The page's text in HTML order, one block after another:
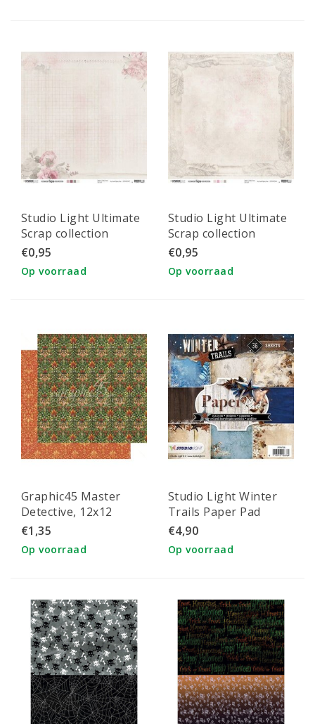
Studio Light Ultimate
Scrap collection
double
€0,95
Op voorraad
Studio Light Ultimate
Scrap collection
double
€0,95
Op voorraad
Graphic45 Master
Detective, 12x12
Beautiful Mystery
€1,35
Op voorraad
Studio Light Winter
Trails Paper Pad
15x15cm nr. 98
€4,90
Op voorraad